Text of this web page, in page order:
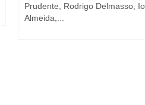
Prudente, Rodrigo Delmasso,
Almeida,...